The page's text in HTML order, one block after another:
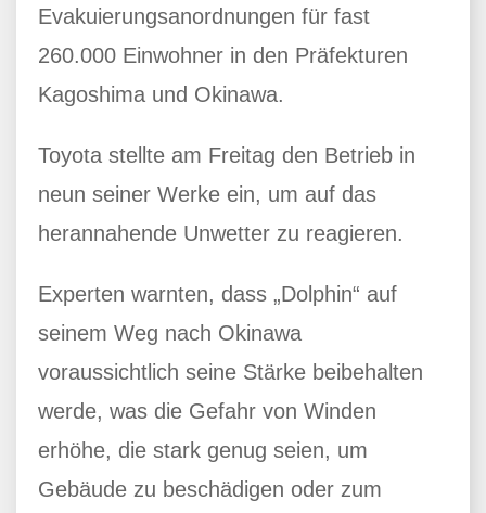
Evakuierungsanordnungen für fast
260.000 Einwohner in den Präfekturen
Kagoshima und Okinawa.
Toyota stellte am Freitag den Betrieb in
neun seiner Werke ein, um auf das
herannahende Unwetter zu reagieren.
Experten warnten, dass „Dolphin“ auf
seinem Weg nach Okinawa
voraussichtlich seine Stärke beibehalten
werde, was die Gefahr von Winden
erhöhe, die stark genug seien, um
Gebäude zu beschädigen oder zum